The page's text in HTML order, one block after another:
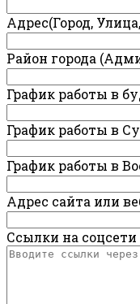
Адрес(Город,
Район города
График работы в
График работы в
График работы в
Адрес сайта или
Ссылки на